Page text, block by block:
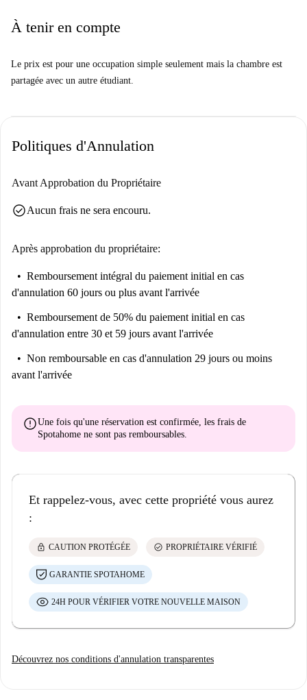
ainsi que des sites touristiques renommés tels que la paroisse São
dynamisme et le confort de ce logement.
À tenir en compte
Le prix est pour une occupation simple seulement mais la chambre est
partagée avec un autre étudiant.
Politiques d'Annulation
Avant Approbation du Propriétaire
check_circleAucun frais ne sera encouru.
Après approbation du propriétaire:
Remboursement intégral du paiement initial en cas
d'annulation 60 jours ou plus avant l'arrivée
Remboursement de 50% du paiement initial en cas
d'annulation entre 30 et 59 jours avant l'arrivée
Non remboursable en cas d'annulation 29 jours ou moins
avant l'arrivée
errorUne fois qu'une réservation est confirmée, les frais de
Spotahome ne sont pas remboursables.
Et rappelez-vous, avec cette propriété vous aurez
:
lock CAUTION PROTÉGÉE check_circle PROPRIÉTAIRE VÉRIFIÉ
GARANTIE SPOTAHOME
24H POUR VÉRIFIER VOTRE NOUVELLE MAISON
Découvrez nos conditions d'annulation transparentes